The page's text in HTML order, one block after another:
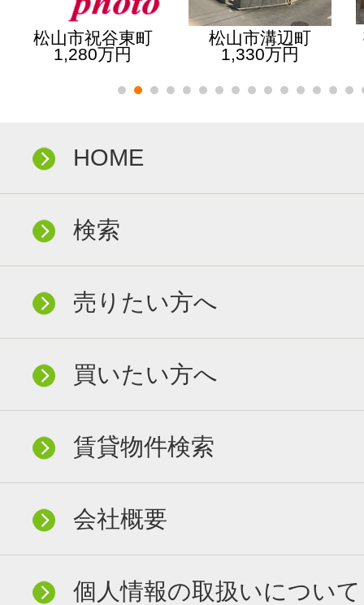
松山市祝谷東町
1,280万円
松山市溝辺町
1,330万円
HOME
検索
売りたい方へ
買いたい方へ
賃貸物件検索
会社概要
個人情報の取扱いについて